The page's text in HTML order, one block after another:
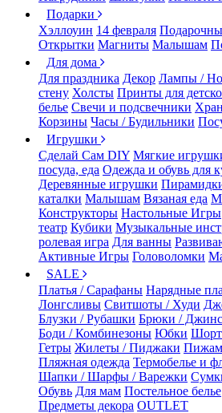
Подарки
Хэллоуин 14 февраля
Открытки Магниты Малышам
Для дома
Для праздника Декор Лампы /
стену Холсты Принты для
белье Свечи и подсвечники
Корзины Часы / Будильники
Игрушки
Сделай Сам DIY Мягкие
посуда, еда Одежда и обувь для
Деревянные игрушки
каталки Малышам Вязаная еда
Конструкторы Настольные Игры
театр Кубики Музыкальные
ролевая игра Для ванны
Активные Игры Головоломки
SALE
Платья / Сарафаны Нарядные
Лонгсливы Свитшоты / Худи
Блузки / Рубашки Брюки /
Боди / Комбинезоны Юбки
Гетры Жилеты / Пиджаки
Пляжная одежда Термобелье и
Шапки / Шарфы / Варежки
Обувь Для мам Постельное белье
Предметы декора OUTLET